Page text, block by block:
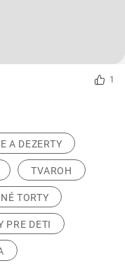
1
A DEZERTY
TVAROH
TORTY
PRE DETI